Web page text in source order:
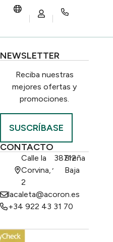
NEWSLETTER
Reciba nuestras
mejores ofertas y
promociones.
SUSCRÍBASE
CONTACTO
Calle la
Corvina,
2
,
38712
Breña
Baja
lacaleta@acoron.es
+34 922 43 31 70